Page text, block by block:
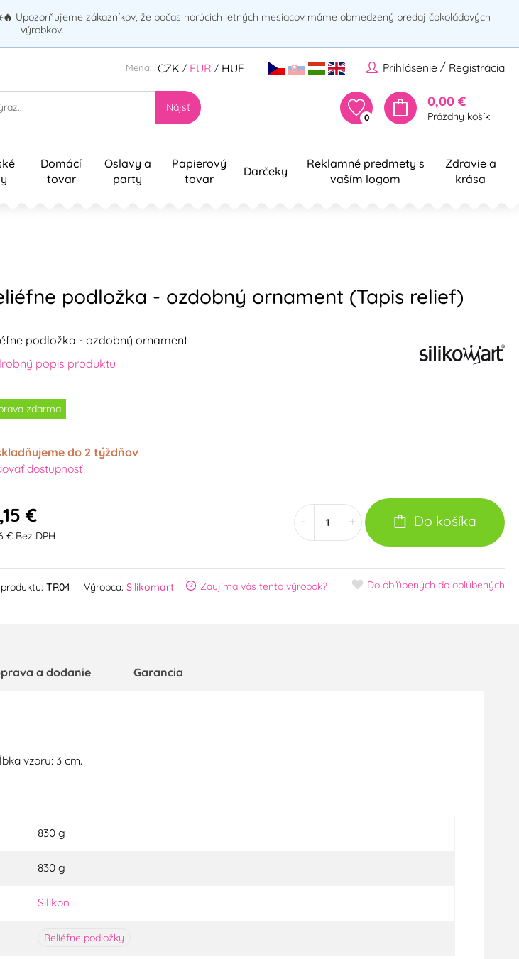
Upozorňujeme zákazníkov, že počas horúcich letných mesiacov máme obmedzený predaj čokoládových
výrobkov.
Prihlásenie / Registrácia
Mena: CZK / EUR / HUF
Nájsť
0
0,00 €
Prázdny košík
Domácí
tovar
Oslavy a
party
Papierový
tovar
Darčeky
Reklamné predmety s
vaším logom
Zdravie a
krása
podložka - ozdobný ornament (Tapis relief)
podložka - ozdobný ornament
popis produktu
zdarma
do 2 týždňov
dostupnosť
€
€ Bez DPH
+ Do košíka
TR04 Výrobca: Silikomart Zaujíma vás tento výrobok? Do obľúbených do obľúbených
a dodanie Garancia
vzoru: 3 cm.
830 g
830 g
Silikon
Reliéfne podložky